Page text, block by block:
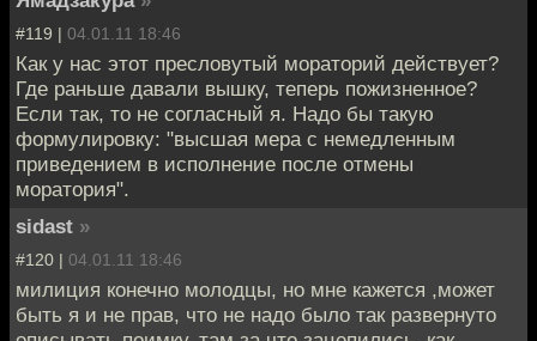
#119 | 04.01.11 18:46
Как у нас этот пресловутый мораторий действует?
Где раньше давали вышку, теперь пожизненное?
Если так, то не согласный я. Надо бы такую
формулировку: "высшая мера с немедленным
приведением в исполнение после отмены
моратория".
sidast »
#120 | 04.01.11 18:46
милиция конечно молодцы, но мне кажется ,может
быть я и не прав, что не надо было так развернуто